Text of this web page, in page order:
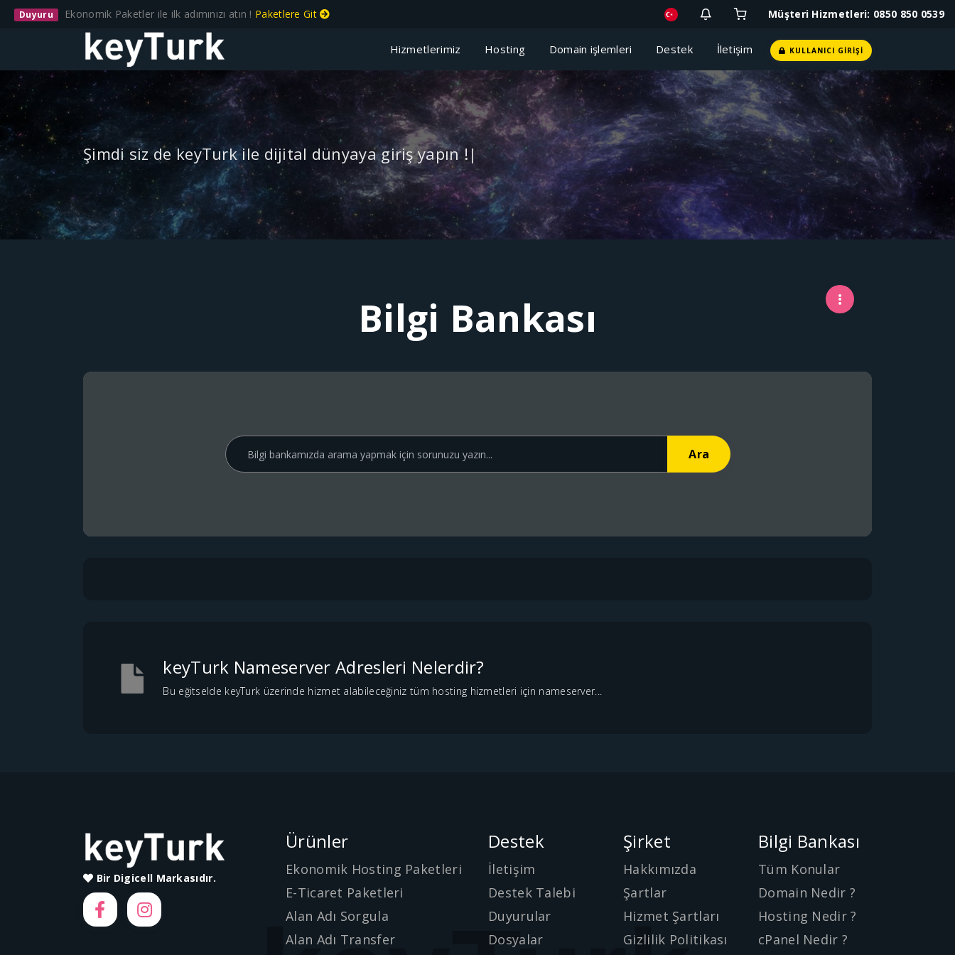
Duyuru Ekonomik Paketler ile ilk adımınızı atın ! Paketlere Git Müşteri Hizmetleri: 0850 850 0539
Hizmetlerimiz Hosting Domain işlemleri Destek İletişim KULLANICI GIRIŞI
Bilgi Bankası
keyTurk Nameserver Adresleri Nelerdir?
Bu eğitselde keyTurk üzerinde hizmet alabileceğiniz tüm hosting hizmetleri için nameserver...
Bir Digicell Markasıdır.
Ürünler
Ekonomik Hosting Paketleri
E-Ticaret Paketleri
Alan Adı Sorgula
Alan Adı Transfer
Destek
İletişim
Destek Talebi
Duyurular
Dosyalar
Şirket
Hakkımızda
Şartlar
Hizmet Şartları
Gizlilik Politikası
Bilgi Bankası
Tüm Konular
Domain Nedir ?
Hosting Nedir ?
cPanel Nedir ?